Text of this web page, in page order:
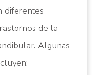
diferentes
de la
Algunas